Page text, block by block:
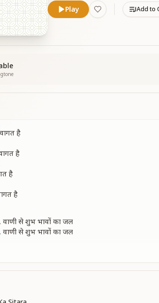
Play Add to
है
है
है
है
वाणी से शुभ भावों का जल
वाणी से शुभ भावों का जल
है
है
आये हैं जो करीब
आये हैं जो करीब